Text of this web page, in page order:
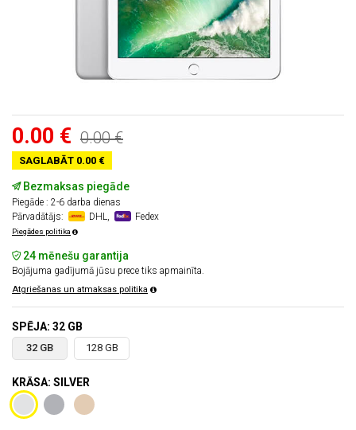
0.00 € 0.00 €
SAGLABĀT 0.00 €
Bezmaksas piegāde
Piegāde : 2-6 darba dienas
Pārvadātājs:
DHL, Fedex
Piegādes politika
24 mēnešu garantija
Bojājuma gadījumā jūsu prece tiks apmainīta.
Atgriešanas un atmaksas politika
SPĒJA: 32 GB
32 GB 128 GB
KRĀSA: SILVER